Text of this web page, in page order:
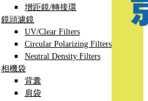
增距鏡/轉接環
鏡頭濾鏡
UV/Clear Filters
Circular Polarizing Filters
Neutral Density Filters
相機袋
背囊
肩袋